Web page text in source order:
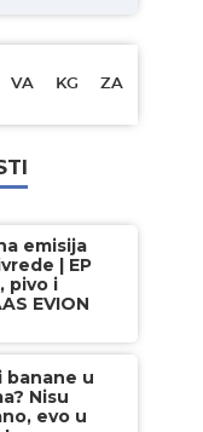
VA KG ZA
emisija
| EP
pivo i
EVION
banane u
Nisu
evo u